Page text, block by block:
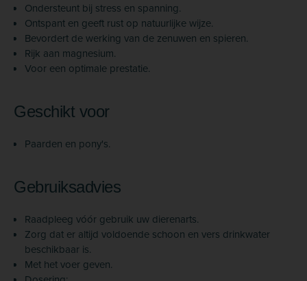
Ondersteunt bij stress en spanning.
Ontspant en geeft rust op natuurlijke wijze.
Bevordert de werking van de zenuwen en spieren.
Rijk aan magnesium.
Voor een optimale prestatie.
Geschikt voor
Paarden en pony's.
Gebruiksadvies
Raadpleeg vóór gebruik uw dierenarts.
Zorg dat er altijd voldoende schoon en vers drinkwater
beschikbaar is.
Met het voer geven.